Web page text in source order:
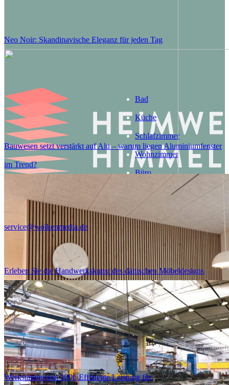
Neo Noir: Skandinavische Eleganz für jeden Tag
Bauwesen setzt verstärkt auf Alu – warum liegen Aluminiumfenster
im Trend?
Erleben Sie die Handwerkskunst des dänischen Möbeldesigns
Werkstattpressen 100t: Effiziente Leistung für
Bad
Küche
Schlafzimmer
Wohnzimmer
Büro
Gute Beratung
service@wolkenmedia.de